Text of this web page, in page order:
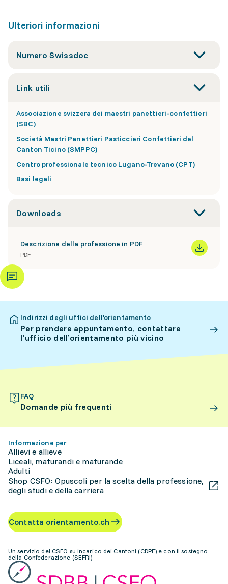
Ulteriori informazioni
Numero Swissdoc
Link utili
Associazione svizzera dei maestri panettieri-confettieri
(SBC)
Società Mastri Panettieri Pasticcieri Confettieri del
Canton Ticino (SMPPC)
Centro professionale tecnico Lugano-Trevano (CPT)
Basi legali
Downloads
Descrizione della professione in PDF
PDF
Indirizzi degli uffici dell’orientamento
Per prendere appuntamento, contattare
l’ufficio dell’orientamento più vicino
FAQ
Domande più frequenti
Informazione per
Allievi e allieve
Liceali, maturandi e maturande
Adulti
Shop CSFO: Opuscoli per la scelta della professione,
degli studi e della carriera
Contatta orientamento.ch
Un servizio del CSFO su incarico dei Cantoni (CDPE) e con il sostegno
della Confederazione (SEFRI)